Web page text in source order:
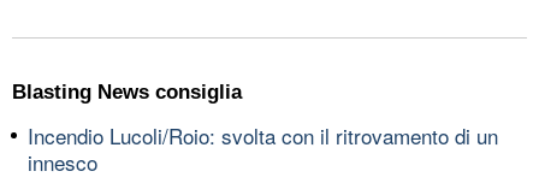
Blasting News consiglia
Incendio Lucoli/Roio: svolta con il ritrovamento di un
innesco